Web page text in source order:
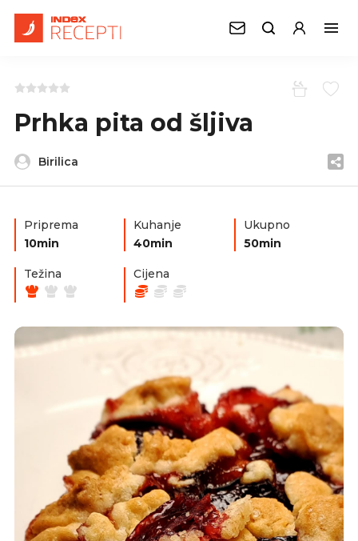
Prhka pita od šljiva
Birilica
Priprema
10min
Kuhanje
40min
Ukupno
50min
Težina Cijena